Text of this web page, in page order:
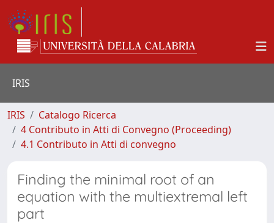
IRIS
IRIS
Catalogo Ricerca
4 Contributo in Atti di Convegno (Proceeding)
4.1 Contributo in Atti di convegno
Finding the minimal root of an
equation with the multiextremal left
part